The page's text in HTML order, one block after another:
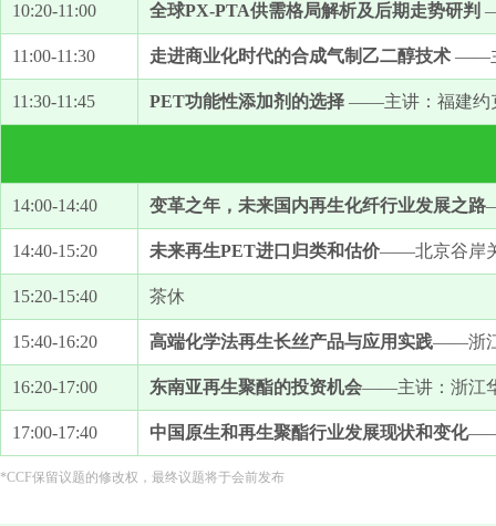
10:20-11:00 全球PX-PTA供需格局解析及后期走势研判
11:00-11:30 走进商业化时代的合成气制乙二醇技术 ——
11:30-11:45 PET功能性添加剂的选择 ——主讲：福建约
14:00-14:40 变革之年，未来国内再生化纤行业发展之路
14:40-15:20 未来再生PET进口归类和估价——北京谷岸
15:20-15:40 茶休
15:40-16:20 高端化学法再生长丝产品与应用实践——浙江
16:20-17:00 东南亚再生聚酯的投资机会——主讲：浙江
17:00-17:40 中国原生和再生聚酯行业发展现状和变化——
*CCF保留议题的修改权，最终议题将于会前发布